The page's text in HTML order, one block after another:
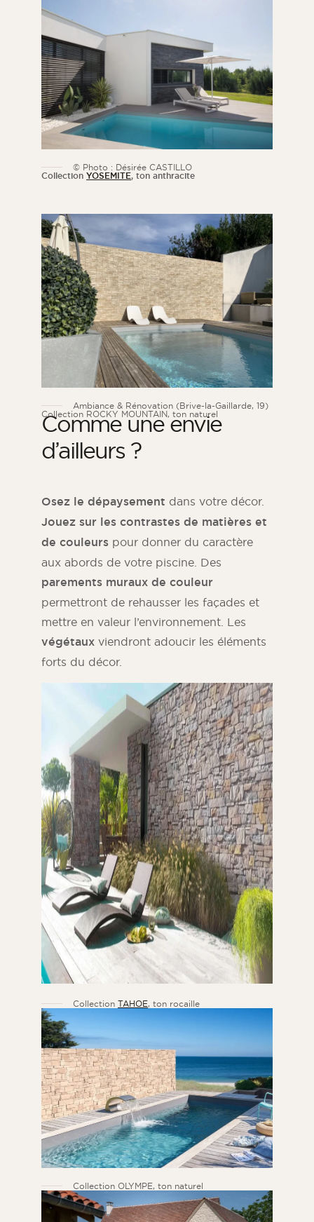
© Photo : Désirée CASTILLO
Collection YOSEMITE, ton anthracite
Ambiance & Rénovation (Brive-la-Gaillarde, 19)
Collection ROCKY MOUNTAIN, ton naturel
Comme une envie
d’ailleurs ?
Osez le dépaysement dans votre décor.
Jouez sur les contrastes de matières et
de couleurs pour donner du caractère
aux abords de votre piscine. Des
parements muraux de couleur
permettront de rehausser les façades et
mettre en valeur l’environnement. Les
végétaux viendront adoucir les éléments
forts du décor.
Collection TAHOE, ton rocaille
Collection OLYMPE, ton naturel